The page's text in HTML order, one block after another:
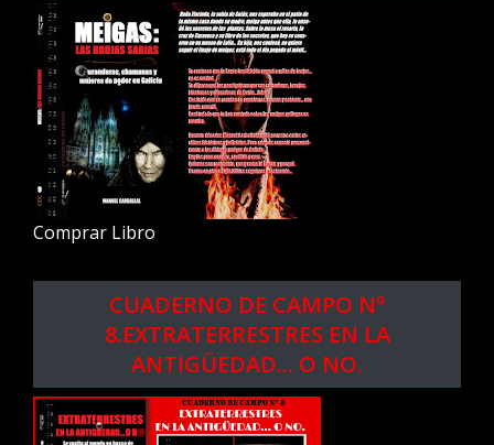
Comprar Libro
CUADERNO DE CAMPO Nº
8.EXTRATERRESTRES EN LA
ANTIGÜEDAD... O NO.